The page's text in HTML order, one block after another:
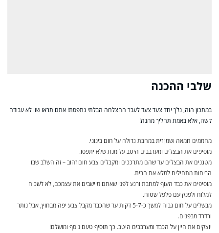
שלבי ההכנה
במתכון הזה, נלך יחד צעד צעד לעבר ההצלחה הבלתי נתפסת! אתם תראו שזו לא עבודה
קשה, אלא באמת תהליך מהנה!
מחממים חמאה ושמן זית במחבת גדולה על חום בינוני.
מוסיפים את הבצלים ומערבבים היטב על מנת שלא יתפסו.
מטגנים את הבצלים עד שהם מתרככים ומקבלים צבע חום זהוב – זה השלב שבו
הריחות מתחילים למלא את הבית.
מוסיפים את כבד העוף למחבת ורגע לפני שאתם מיישבים את עצמכם, לא לשכוח
למלוח ולפנק עם פלפל שטוח.
מבשלים על חום גבוה למשך כ-5-7 דקות עד שהכבד מקבל צבע יפה מבחוץ, אבל נותר
ורדרד מבפנים.
יוצקים את היין על הכבד ומערבבים היטב. כך תוסיף טעם נוסף ומושלם!